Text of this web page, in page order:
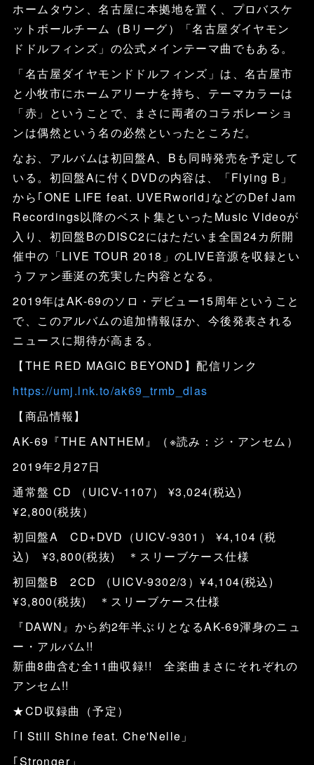
ホームタウン、名古屋に本拠地を置く、プロバスケ
ットボールチーム（Bリーグ）「名古屋ダイヤモン
ドドルフィンズ」の公式メインテーマ曲でもある。
「名古屋ダイヤモンドドルフィンズ」は、名古屋市
と小牧市にホームアリーナを持ち、テーマカラーは
「赤」ということで、まさに両者のコラボレーショ
ンは偶然という名の必然といったところだ。
なお、アルバムは初回盤A、Bも同時発売を予定して
いる。初回盤Aに付くDVDの内容は、「Flying B」
から｢ONE LIFE feat. UVERworld｣などのDef Jam
Recordings以降のベスト集といったMusic Videoが
入り、初回盤BのDISC2にはただいま全国24カ所開
催中の「LIVE TOUR 2018」のLIVE音源を収録とい
うファン垂涎の充実した内容となる。
2019年はAK-69のソロ・デビュー15周年ということ
で、このアルバムの追加情報ほか、今後発表される
ニュースに期待が高まる。
【THE RED MAGIC BEYOND】配信リンク
https://umj.lnk.to/ak69_trmb_dlas
【商品情報】
AK-69『THE ANTHEM』（※読み：ジ・アンセム）
2019年2月27日
通常盤 CD （UICV-1107） ¥3,024(税込)
¥2,800(税抜）
初回盤A CD+DVD（UICV-9301） ¥4,104 (税
込) ¥3,800(税抜) ＊スリーブケース仕様
初回盤B 2CD （UICV-9302/3）¥4,104(税込)
¥3,800(税抜) ＊スリーブケース仕様
『DAWN』から約2年半ぶりとなるAK-69渾身のニュ
ー・アルバム!!
新曲8曲含む全11曲収録!! 全楽曲まさにそれぞれの
アンセム!!
★CD収録曲（予定）
｢I Still Shine feat. Che'Nelle」
｢Stronger」